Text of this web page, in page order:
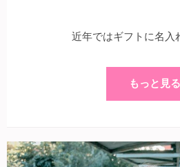
近年ではギフトに名入
もっと見る